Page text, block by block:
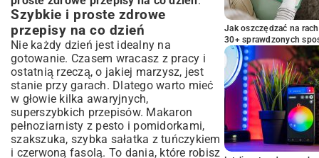
Szybkie i proste zdrowe
przepisy na co dzień
Nie każdy dzień jest idealny na
gotowanie. Czasem wracasz z pracy i
ostatnią rzeczą, o jakiej marzysz, jest
stanie przy garach. Dlatego warto mieć
w głowie kilka awaryjnych,
superszybkich przepisów. Makaron
pełnoziarnisty z pesto i pomidorkami,
szakszuka, szybka sałatka z tuńczykiem
i czerwoną fasolą. To dania, które robisz
Jak oszczędzać na
30+ sprawdzonych